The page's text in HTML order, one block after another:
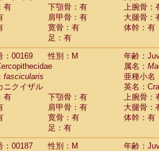
有
下顎骨：有
上腕骨：
肩甲骨：有
大腿骨：
寛骨：有
体幹：有
足：有
：00169
性別：M
年齢：
属名：
fascicularis
亜種小名
ニクイザル
英名：
有
下顎骨：有
上腕骨：
肩甲骨：有
大腿骨：
寛骨：有
体幹：有
足：有
：00187
性別：M
年齢：